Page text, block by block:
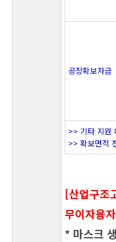
공장확보자금
>> 기타 지원
>> 확보면적
[산업구조
무이자융
* 마스크